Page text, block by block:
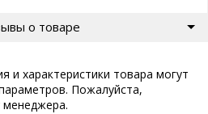
о товаре
и характеристики товара могут
Пожалуйста,